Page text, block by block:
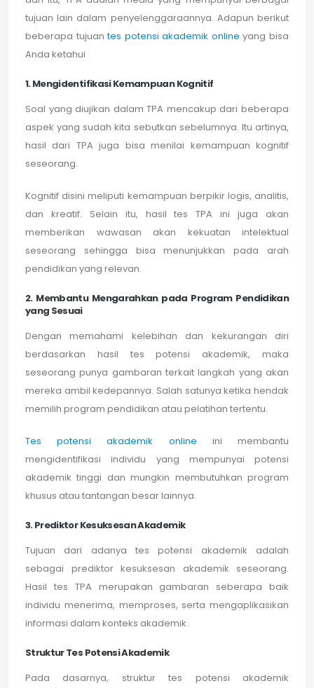
tujuan lain dalam penyelenggaraannya. Adapun berikut
beberapa tujuantes potensi akademik online yang bisa
Anda ketahui
1. Mengidentifikasi Kemampuan Kognitif
Soal yang diujikan dalam TPA mencakup dari beberapa
aspek yang sudah kita sebutkan sebelumnya. Itu artinya,
hasil dari TPA juga bisa menilai kemampuan kognitif
seseorang.
Kognitif disini meliputi kemampuan berpikir logis, analitis,
dan kreatif. Selain itu, hasil tes TPA ini juga akan
memberikan wawasan akan kekuatan intelektual
seseorang sehingga bisa menunjukkan pada arah
pendidikan yang relevan.
2. Membantu Mengarahkan pada Program Pendidikan
yang Sesuai
Dengan memahami kelebihan dan kekurangan diri
berdasarkan hasil tes potensi akademik, maka
seseorang punya gambaran terkait langkah yang akan
mereka ambil kedepannya. Salah satunya ketika hendak
memilih program pendidikan atau pelatihan tertentu.
Tes potensi akademik online ini membantu
mengidentifikasi individu yang mempunyai potensi
akademik tinggi dan mungkin membutuhkan program
khusus atau tantangan besar lainnya.
3. Prediktor Kesuksesan Akademik
Tujuan dari adanya tes potensi akademik adalah
sebagai prediktor kesuksesan akademik seseorang.
Hasil tes TPA merupakan gambaran seberapa baik
individu menerima, memproses, serta mengaplikasikan
informasi dalam konteks akademik.
Struktur Tes Potensi Akademik
Pada dasarnya, struktur tes potensi akademik